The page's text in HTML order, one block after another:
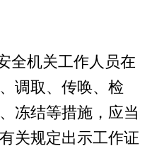
机关工作人员在
调取、传唤、检
冻结等措施，应当
关规定出示工作证